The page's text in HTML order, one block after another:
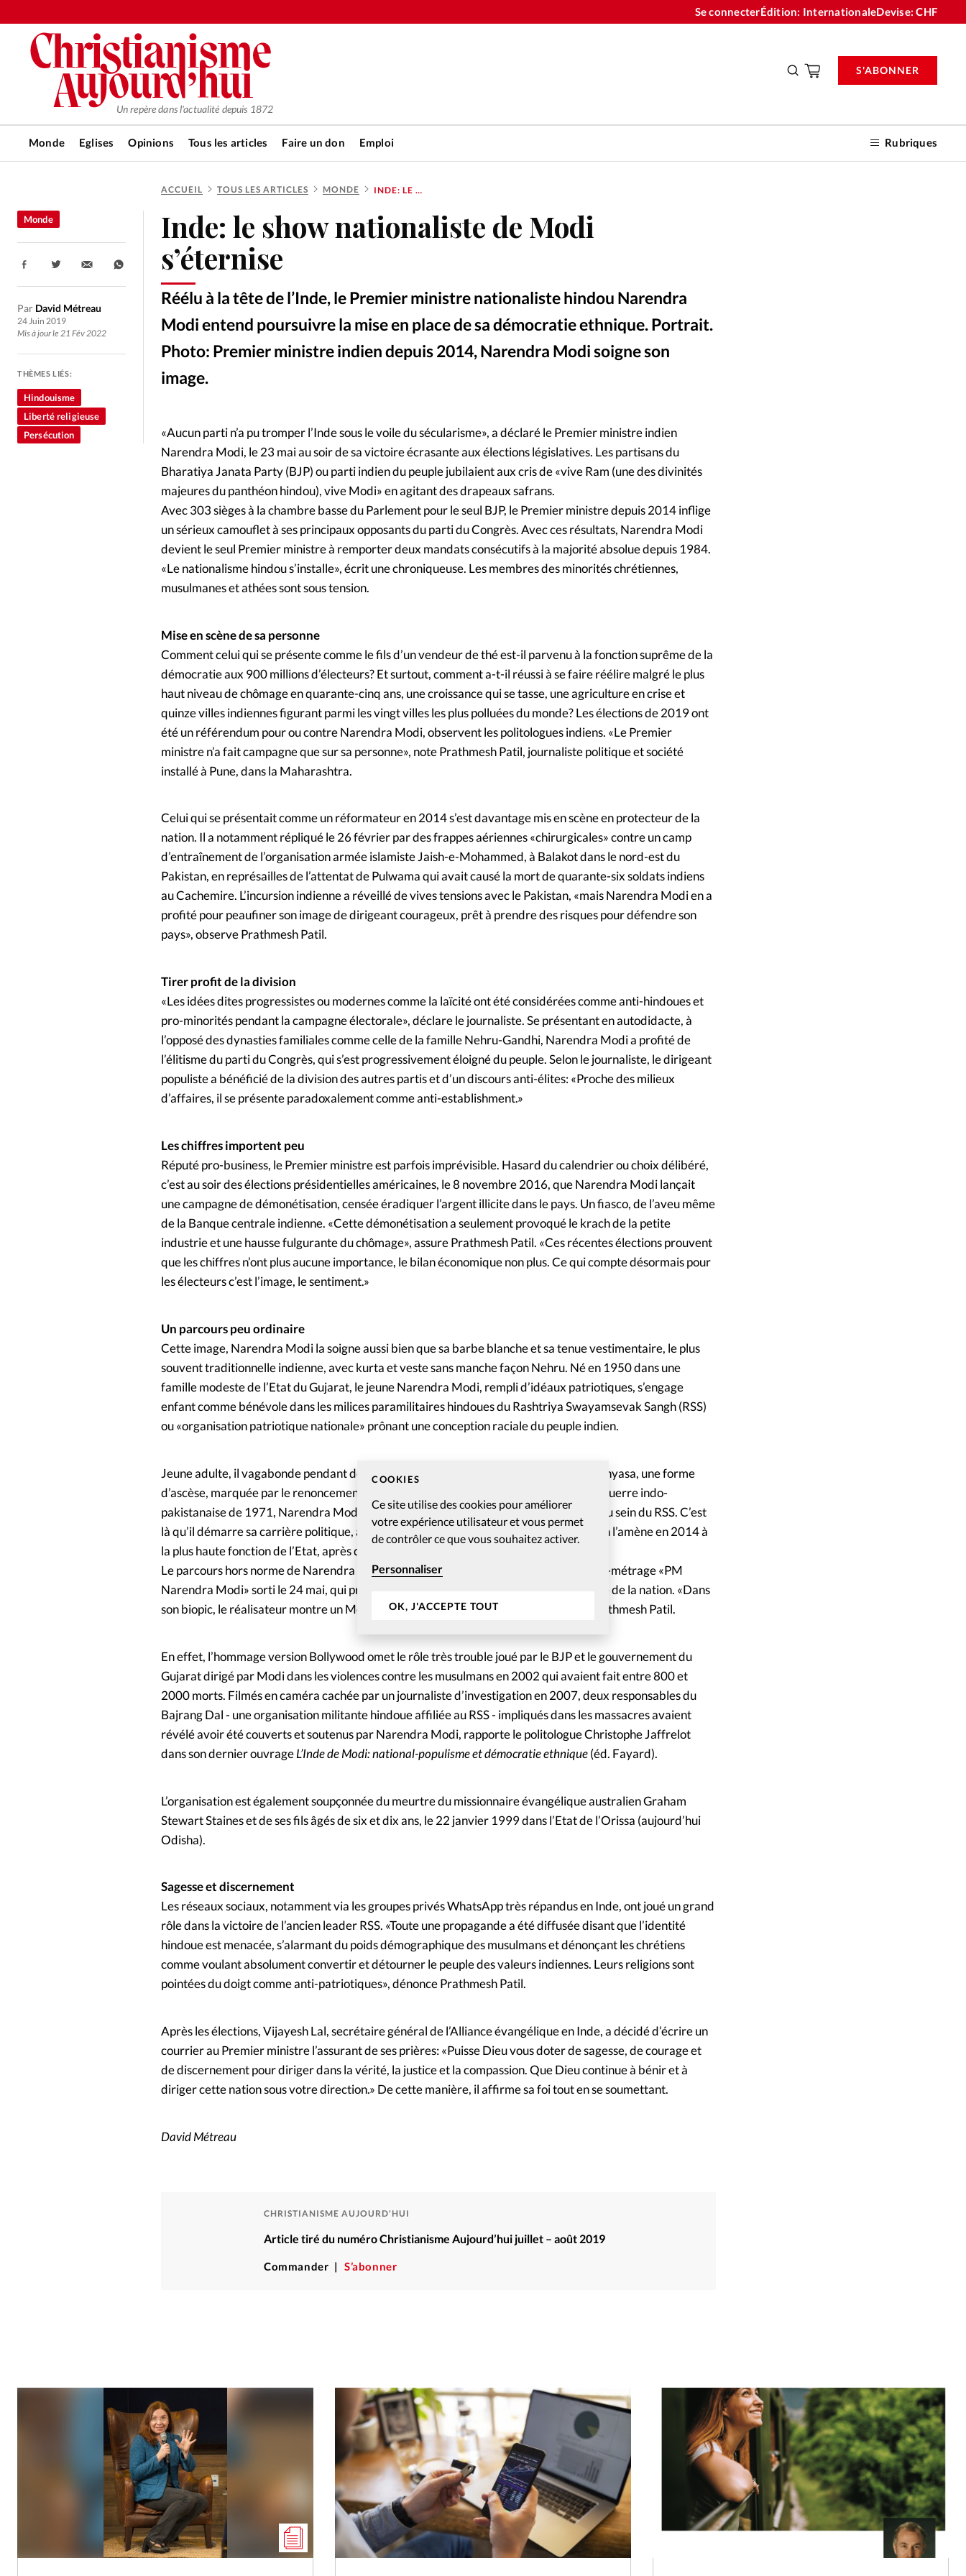
COOKIES
Ce site utilise des cookies pour améliorer
votre expérience utilisateur et vous permet
de contrôler ce que vous souhaitez activer.
Personnaliser
OK, J'ACCEPTE TOUT
Se connecterÉdition: InternationaleDevise:CHF
Un repère dans l'actualité depuis 1872
Monde Eglises Opinions Tous les articles Faire un don Emploi Rubriques
S'ABONNER
RUBRIQUES
Tous les articles
Actualité chrétienne
Actualité internationale
Culture
Dossier Eglises
Foi
Génération réveil
Opinions
Publireportage
Tour du monde des Eglises
Vécu Vie Intérieure
Les abonnements
La boutique
À propos
Mon compte
Changemement d'adresse
Nous contacter
Emploi
ACCUEIL TOUS LES ARTICLES MONDE INDE: LE SHOW NATIONALISTE DE MODI S’ÉTERNISE
Inde: le show nationaliste de Modi
s’éternise
Réélu à la tête de l’Inde, le Premier ministre nationaliste hindou Narendra
Modi entend poursuivre la mise en place de sa démocratie ethnique. Portrait.
Photo: Premier ministre indien depuis 2014, Narendra Modi soigne son
image.
Monde
Par David Métreau
24 Juin 2019
Mis à jour le 21 Fév 2022
Partager:
THÈMES LIÉS:
Hindouisme
Liberté religieuse
Persécution
«Aucun parti n’a pu tromper l’Inde sous le voile du sécularisme», a déclaré le Premier ministre indien
Narendra Modi, le 23 mai au soir de sa victoire écrasante aux élections législatives. Les partisans du
Bharatiya Janata Party (BJP) ou parti indien du peuple jubilaient aux cris de «vive Ram (une des divinités
majeures du panthéon hindou), vive Modi» en agitant des drapeaux safrans.
Avec 303 sièges à la chambre basse du Parlement pour le seul BJP, le Premier ministre depuis 2014 inflige
un sérieux camouflet à ses principaux opposants du parti du Congrès. Avec ces résultats, Narendra Modi
devient le seul Premier ministre à remporter deux mandats consécutifs à la majorité absolue depuis 1984.
«Le nationalisme hindou s’installe», écrit une chroniqueuse. Les membres des minorités chrétiennes,
musulmanes et athées sont sous tension.
Mise en scène de sa personne
Comment celui qui se présente comme le fils d’un vendeur de thé est-il parvenu à la fonction suprême de la
démocratie aux 900 millions d’électeurs? Et surtout, comment a-t-il réussi à se faire réélire malgré le plus
haut niveau de chômage en quarante-cinq ans, une croissance qui se tasse, une agriculture en crise et
quinze villes indiennes figurant parmi les vingt villes les plus polluées du monde? Les élections de 2019 ont
été un référendum pour ou contre Narendra Modi, observent les politologues indiens. «Le Premier
ministre n’a fait campagne que sur sa personne», note Prathmesh Patil, journaliste politique et société
installé à Pune, dans la Maharashtra.
Celui qui se présentait comme un réformateur en 2014 s’est davantage mis en scène en protecteur de la
nation. Il a notamment répliqué le 26 février par des frappes aériennes «chirurgicales» contre un camp
d’entraînement de l’organisation armée islamiste Jaish-e-Mohammed, à Balakot dans le nord-est du
Pakistan, en représailles de l’attentat de Pulwama qui avait causé la mort de quarante-six soldats indiens
au Cachemire. L’incursion indienne a réveillé de vives tensions avec le Pakistan, «mais Narendra Modi en a
profité pour peaufiner son image de dirigeant courageux, prêt à prendre des risques pour défendre son
pays», observe Prathmesh Patil.
Tirer profit de la division
«Les idées dites progressistes ou modernes comme la laïcité ont été considérées comme anti-hindoues et
pro-minorités pendant la campagne électorale», déclare le journaliste. Se présentant en autodidacte, à
l’opposé des dynasties familiales comme celle de la famille Nehru-Gandhi, Narendra Modi a profité de
l’élitisme du parti du Congrès, qui s’est progressivement éloigné du peuple. Selon le journaliste, le dirigeant
populiste a bénéficié de la division des autres partis et d’un discours anti-élites: «Proche des milieux
d’affaires, il se présente paradoxalement comme anti-establishment.»
Les chiffres importent peu
Réputé pro-business, le Premier ministre est parfois imprévisible. Hasard du calendrier ou choix délibéré,
c’est au soir des élections présidentielles américaines, le 8 novembre 2016, que Narendra Modi lançait
une campagne de démonétisation, censée éradiquer l’argent illicite dans le pays. Un fiasco, de l’aveu même
de la Banque centrale indienne. «Cette démonétisation a seulement provoqué le krach de la petite
industrie et une hausse fulgurante du chômage», assure Prathmesh Patil. «Ces récentes élections prouvent
que les chiffres n’ont plus aucune importance, le bilan économique non plus. Ce qui compte désormais pour
les électeurs c’est l’image, le sentiment.»
Un parcours peu ordinaire
Cette image, Narendra Modi la soigne aussi bien que sa barbe blanche et sa tenue vestimentaire, le plus
souvent traditionnelle indienne, avec kurta et veste sans manche façon Nehru. Né en 1950 dans une
famille modeste de l’Etat du Gujarat, le jeune Narendra Modi, rempli d’idéaux patriotiques, s’engage
enfant comme bénévole dans les milices paramilitaires hindoues du Rashtriya Swayamsevak Sangh (RSS)
ou «organisation patriotique nationale» prônant une conception raciale du peuple indien.
Jeune adulte, il vagabonde pendant deux ans d’ashrams en ashrams pratiquant la Sannyasa, une forme
d’ascèse, marquée par le renoncement aux désirs et aux préjugés matériels. Après la guerre indo-
pakistanaise de 1971, Narendra Modi s’engage en tant que travailleur à temps plein au sein du RSS. C’est
là qu’il démarre sa carrière politique, affecté par le RSS au BJP en 1985. Son ascension l’amène en 2014 à
la plus haute fonction de l’Etat, après quatre mandats de Ministre en chef du Gujarat.
Le parcours hors norme de Narendra Modi, digne d’un film, a justement inspiré le long-métrage «PM
Narendra Modi» sorti le 24 mai, qui présente le chef d’Etat comme un héros au service de la nation. «Dans
son biopic, le réalisateur montre un Modi pacificateur, alors que c’est faux», assure Prathmesh Patil.
En effet, l’hommage version Bollywood omet le rôle très trouble joué par le BJP et le gouvernement du
Gujarat dirigé par Modi dans les violences contre les musulmans en 2002 qui avaient fait entre 800 et
2000 morts. Filmés en caméra cachée par un journaliste d’investigation en 2007, deux responsables du
Bajrang Dal - une organisation militante hindoue affiliée au RSS - impliqués dans les massacres avaient
révélé avoir été couverts et soutenus par Narendra Modi, rapporte le politologue Christophe Jaffrelot
dans son dernier ouvrageL’Inde de Modi: national-populisme et démocratie ethnique(éd. Fayard).
L’organisation est également soupçonnée du meurtre du missionnaire évangélique australien Graham
Stewart Staines et de ses fils âgés de six et dix ans, le 22 janvier 1999 dans l’Etat de l’Orissa (aujourd’hui
Odisha).
Sagesse et discernement
Les réseaux sociaux, notamment via les groupes privés WhatsApp très répandus en Inde, ont joué un grand
rôle dans la victoire de l’ancien leader RSS. «Toute une propagande a été diffusée disant que l’identité
hindoue est menacée, s’alarmant du poids démographique des musulmans et dénonçant les chrétiens
comme voulant absolument convertir et détourner le peuple des valeurs indiennes. Leurs religions sont
pointées du doigt comme anti-patriotiques», dénonce Prathmesh Patil.
Après les élections, Vijayesh Lal, secrétaire général de l’Alliance évangélique en Inde, a décidé d’écrire un
courrier au Premier ministre l’assurant de ses prières: «Puisse Dieu vous doter de sagesse, de courage et
de discernement pour diriger dans la vérité, la justice et la compassion. Que Dieu continue à bénir et à
diriger cette nation sous votre direction.» De cette manière, il affirme sa foi tout en se soumettant.
David Métreau
CHRISTIANISME AUJOURD'HUI
Article tiré du numéro Christianisme Aujourd’hui juillet – août 2019
Commander S’abonner